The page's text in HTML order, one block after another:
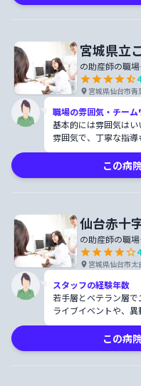
宮城県立
の助産師の職
宮城県仙台市
職場の雰囲気・チーム
基本的には雰囲気は
雰囲気で、丁寧な指導
この病
仙台赤十
の助産師の職
宮城県仙台市
スタッフの経験年数
若手層とベテラン層
ライブイベントや、異
この病